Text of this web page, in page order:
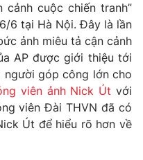
cảnh cuộc chiến tranh”
6 tại Hà Nội. Đây là lần
ảnh miêu tả cận cảnh
AP được giới thiệu tới
góp công lớn cho
viên ảnh Nick Út với
viên Đài THVN đã có
Út để hiểu rõ hơn về